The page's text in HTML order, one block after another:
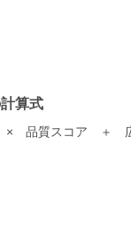
算式
× 品質スコア ＋ 広